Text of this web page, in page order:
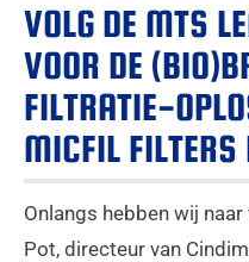
VOLG DE MTS
VOOR DE
FILTRATIE-
MICFIL FILTERS
Onlangs hebben wij
Pot, directeur van